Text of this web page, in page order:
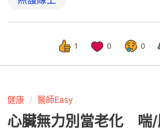
1 0 0
健康 醫師Easy
心臟無力別當老化 喘/